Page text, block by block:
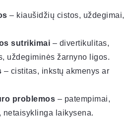
– kiaušidžių cistos, uždegimai,
sutrikimai – divertikulitas,
uždegiminės žarnyno ligos.
– cistitas, inkstų akmenys ar
problemos – patempimai,
netaisyklinga laikysena.